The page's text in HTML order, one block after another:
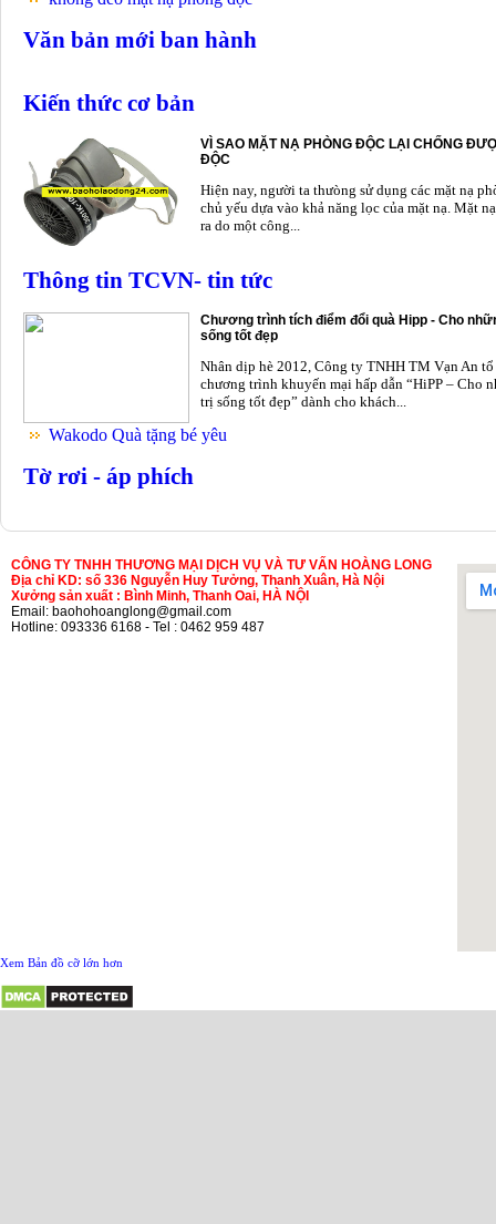
Văn bản mới ban hành
Kiến thức cơ bản
VÌ SAO MẶT NẠ PHÒNG ĐỘC LẠI CHỐNG
ĐỘC
Hiện nay, người ta thưòng sử dụng các mặt nạ
chủ yếu dựa vào khả năng lọc của mặt nạ. Mặt
ra do một công...
Thông tin TCVN- tin tức
Chương trình tích điểm đổi quà Hipp - Cho
sống tốt đẹp
Nhân dịp hè 2012, Công ty TNHH TM Vạn An
chương trình khuyến mại hấp dẫn “HiPP – Cho
trị sống tốt đẹp” dành cho khách...
Wakodo Quà tặng bé yêu
Tờ rơi - áp phích
CÔNG TY TNHH THƯƠNG MẠI DỊCH VỤ VÀ TƯ VẤN HOÀNG LONG
Địa chỉ KD: số 336 Nguyễn Huy Tưởng, Thanh Xuân, Hà Nội
Xưởng sản xuất : Bình Minh, Thanh Oai, HÀ NỘI
Email: baohohoanglong@gmail.com
Hotline: 093336 6168 - Tel : 0462 959 487
Xem Bản đồ cỡ lớn hơn